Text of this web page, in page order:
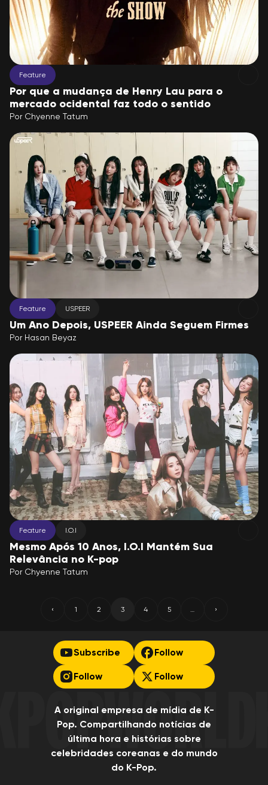
Feature
Por que a mudança de Henry Lau para o
mercado ocidental faz todo o sentido
Por Chyenne Tatum
Feature USPEER
Um Ano Depois, USPEER Ainda Seguem Firmes
Por Hasan Beyaz
Feature I.O.I
Mesmo Após 10 Anos, I.O.I Mantém Sua
Relevância no K-pop
Por Chyenne Tatum
‹
Previous
1 2 3
(current)
4 5 …
More
›
A original empresa de mídia de K-
Pop. Compartilhando notícias de
última hora e histórias sobre
celebridades coreanas e do mundo
do K-Pop.
Subscribe Follow
Follow Follow